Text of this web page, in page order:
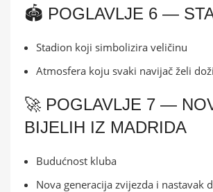
🏟️ POGLAVLJE 6 —
Stadion koji simbolizira veličinu
Atmosfera koju svaki navijač želi
🚀 POGLAVLJE 7 —
BIJELIH IZ MADRIDA
Budućnost kluba
Nova generacija zvijezda i nastavak